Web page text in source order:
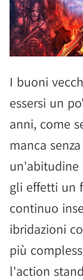
I buoni
essersi un
anni, come
manca
un'abitudine
gli effetti un
continuo
ibridazioni
più
l'action